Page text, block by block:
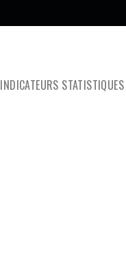
INDICATEURS STATISTIQUES